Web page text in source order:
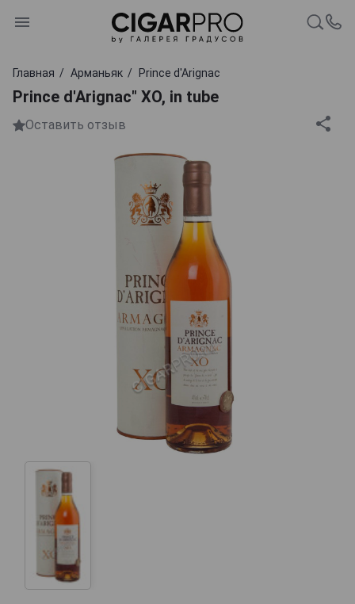
Главная Арманьяк Prince d'Arignac
Prince d'Arignac" XO, in tube
Оставить отзыв